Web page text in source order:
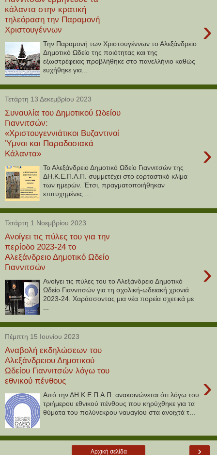
κάλαντα στην κρατική
τηλεόραση την Παραμονή
Χριστουγέννων
›
Την Παραμονή των Χριστουγέννων το Αλεξάνδρειο
Δημοτικό Ωδείο της ποιότητας και της
εξωστρέφειας προβλήθηκε στο πανελλήνιο καθώς
ευχήθηκε για...
Τετάρτη 13 Δεκεμβρίου 2023
Συναυλία του Δημοτικού Ωδείου
Γιαννιτσών:
«Χριστουγεννιάτικοι Βυζαντινοί
Ύμνοι και Παραδοσιακά
Κάλαντα»
›
Το Αλεξάνδρειο Δημοτικό Ωδείο Γιαννιτσών της
ΔΗ.Κ.Ε.Π.Α.Π. συμμετέχει στο εορταστικό κλίμα
των ημερών. Έτσι, πραγματοποιήθηκαν
επιτυχημένες ...
Τετάρτη 1 Νοεμβρίου 2023
Ανοίγει τις πύλες του για την
περίοδο 2023-24 το
Αλεξάνδρειο Δημοτικό Ωδείο
Γιαννιτσών
›
Ανοίγει τις πύλες του το Αλεξάνδρειο Δημοτικό
Ωδείο Γιαννιτσών για τη σχολική-ωδειακή χρονιά
2023-24. Χαράσσοντας μια νέα πορεία σχετικά με
Πέμπτη 15 Ιουνίου 2023
Αναβολή εκδηλώσεων του
Αλεξάνδρειου Δημοτικού
Ωδείου Γιαννιτσών λόγω του
εθνικού πένθους
›
Από την ΔΗ.Κ.Ε.Π.Α.Π. ανακοινώνεται ότι λόγω του
τριήμερου εθνικού πένθους που κηρύχθηκε για τα
θύματα του πολύνεκρου ναυαγίου στα ανοιχτά τ...
›
Αρχική σελίδα